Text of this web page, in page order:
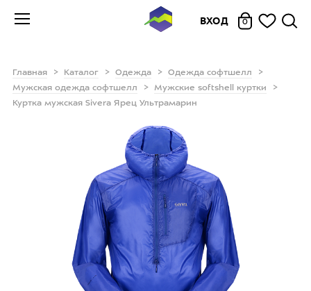
ВХОД 0
Главная Каталог Одежда
Одежда софтшелл
Мужская одежда софтшелл
Мужские softshell куртки
Куртка мужская Sivera Ярец Ультрамарин